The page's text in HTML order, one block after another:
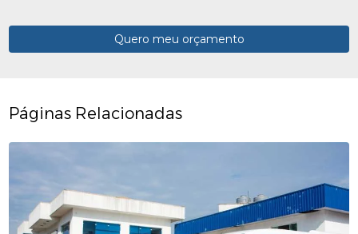
Quero meu orçamento
Páginas Relacionadas